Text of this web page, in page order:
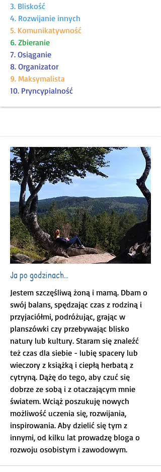
3. Bliskość
4. Rozwijanie innych
5. Komunikatywność
6. Zbieranie
7. Osiąganie
8. Organizator
9. Maksymalista
10. Pryncypialność
Ja po godzinach...
Jestem szczęśliwą żoną i mamą. Dbam o
swój balans, spędzając czas z rodziną i
przyjaciółmi, podróżując, grając w
planszówki czy przebywając blisko
natury lub kultury. Staram się znaleźć
też czas dla siebie - lubię spacery lub
wieczory z książką i ciepłą herbatą z
cytryną. Dążę do tego, aby czuć się
dobrze ze sobą i z otaczającym mnie
światem. Wciąż poszukuję nowych
możliwość uczenia się, rozwijania,
inspirowania. Aby dzielić się tym z
innymi, od kilku lat prowadzę bloga o
rozwoju osobistym i zawodowym.